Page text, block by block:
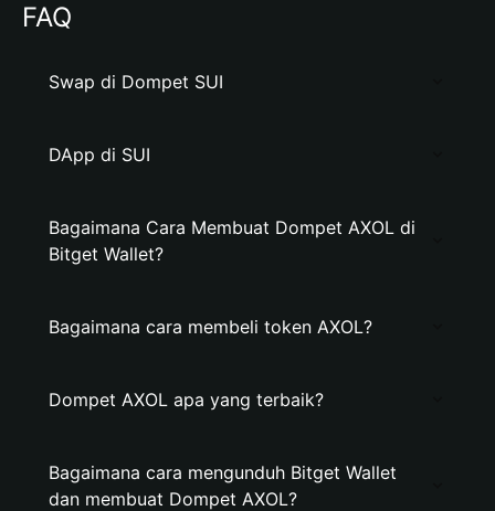
FAQ
Swap di Dompet SUI
DApp di SUI
Bagaimana Cara Membuat Dompet AXOL di
Bitget Wallet?
Bagaimana cara membeli token AXOL?
Dompet AXOL apa yang terbaik?
Bagaimana cara mengunduh Bitget Wallet
dan membuat Dompet AXOL?